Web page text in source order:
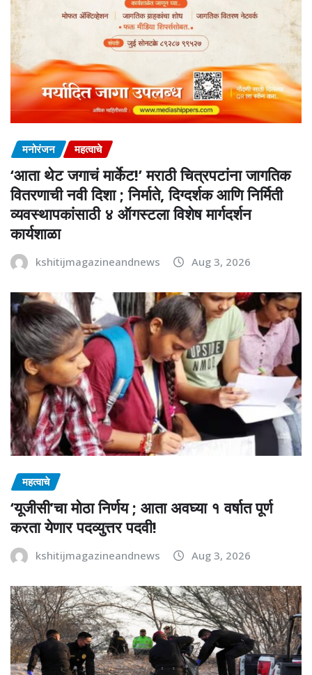
मनोरंजन महत्वाचे
‘आता थेट जगाचं मार्केट!’ मराठी चित्रपटांना जागतिक
वितरणाची नवी दिशा ; निर्माते, दिग्दर्शक आणि निर्मिती
व्यवस्थापकांसाठी ४ ऑगस्टला विशेष मार्गदर्शन
कार्यशाळा
kshitijmagazineandnews Aug 3, 2026
महत्वाचे
‘यूजीसी’चा मोठा निर्णय ; आता अवघ्या १ वर्षात पूर्ण
करता येणार पदव्युत्तर पदवी!
kshitijmagazineandnews Aug 3, 2026